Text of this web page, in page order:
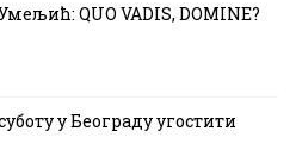
QUO VADIS, DOMINE?
у Београду угостити